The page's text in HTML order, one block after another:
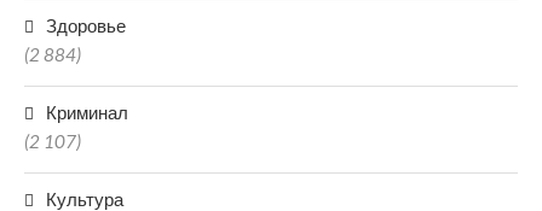
Здоровье
(2 884)
Криминал
(2 107)
Культура